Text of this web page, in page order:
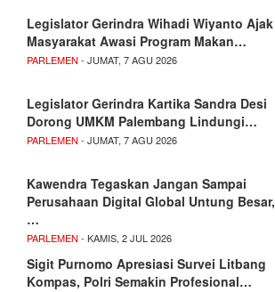
Legislator Gerindra Wihadi Wiyanto Ajak
Masyarakat Awasi Program Makan…
PARLEMEN - JUMAT, 7 AGU 2026
Legislator Gerindra Kartika Sandra Desi
Dorong UMKM Palembang Lindungi…
PARLEMEN - JUMAT, 7 AGU 2026
Kawendra Tegaskan Jangan Sampai
Perusahaan Digital Global Untung Besar,
…
PARLEMEN - KAMIS, 2 JUL 2026
Sigit Purnomo Apresiasi Survei Litbang
Kompas, Polri Semakin Profesional…